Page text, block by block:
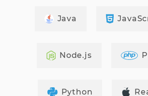
Java
Node.js
Python